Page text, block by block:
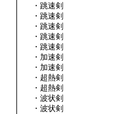
・跳速剣
・跳速剣
・跳速剣
・跳速剣
・跳速剣
・加速剣
・加速剣
・超熱剣
・超熱剣
・波状剣
・波状剣